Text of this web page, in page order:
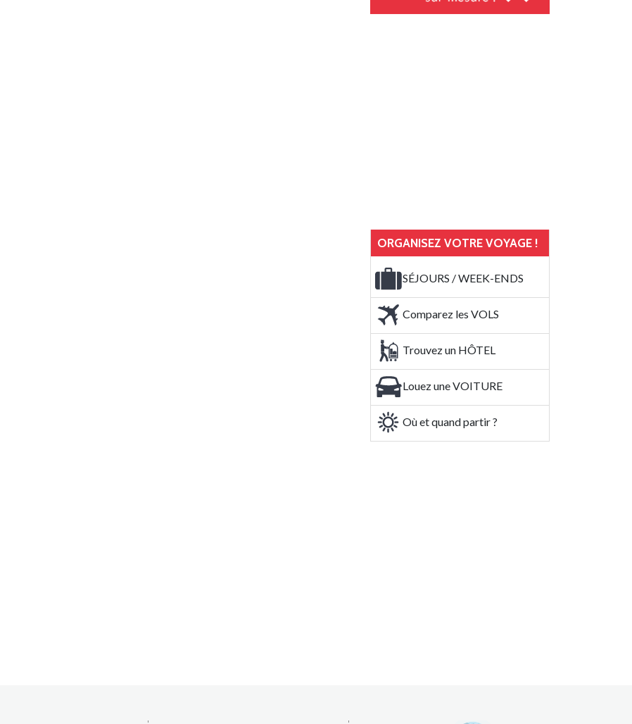
ORGANISEZ VOTRE VOYAGE !
SÉJOURS / WEEK-ENDS
Comparez les VOLS
Trouvez un HÔTEL
Louez une VOITURE
Où et quand partir ?